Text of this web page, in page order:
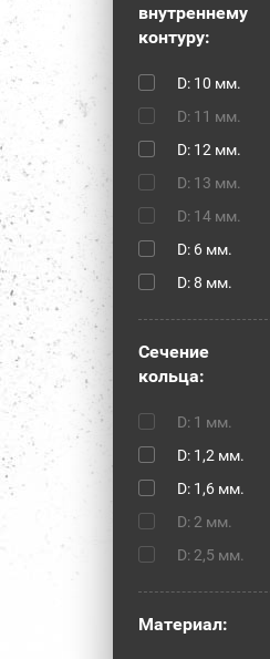
внутреннему
контуру:
D: 10 мм.
D: 11 мм.
D: 12 мм.
D: 13 мм.
D: 14 мм.
D: 6 мм.
D: 8 мм.
Сечение
кольца:
D: 1 мм.
D: 1,2 мм.
D: 1,6 мм.
D: 2 мм.
D: 2,5 мм.
Материал: